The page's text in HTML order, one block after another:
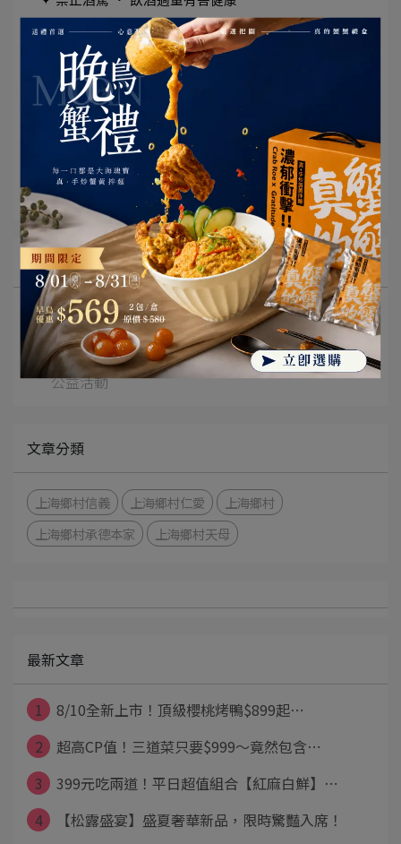
#shkc #天母別館 #信義137 #南京16 #承德本家
文章分類 上海鄉村
所有文章主題
鄉村品味誌
門市活動與消息
公益活動
文章分類
上海鄉村信義 上海鄉村仁愛
上海鄉村
上海鄉村承德本家
上海鄉村天母
最新文章
1
8/10全新上市！頂級櫻桃烤鴨$899起⋯
2
超高CP值！三道菜只要$999～竟然包含⋯
3
399元吃兩道！平日超值組合【紅麻白鮮】⋯
4
【松露盛宴】盛夏奢華新品，限時驚豔入席！